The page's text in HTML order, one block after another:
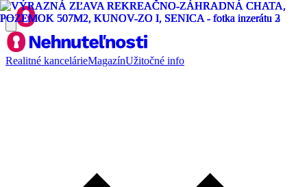
Realitné kancelárieMagazínUžitočné info